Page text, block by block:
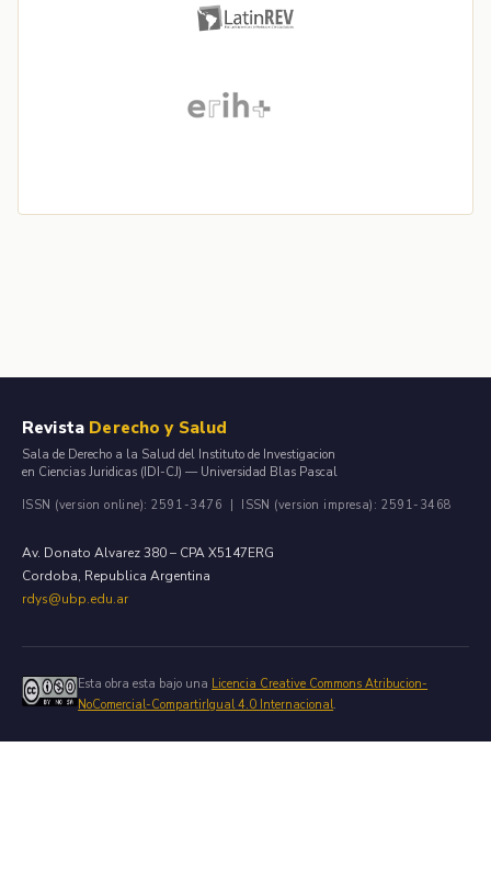
Revista Derecho y Salud
Sala de Derecho a la Salud del Instituto de Investigacion
en Ciencias Juridicas (IDI-CJ) — Universidad Blas Pascal
ISSN (version online): 2591-3476 | ISSN (version impresa): 2591-3468
Av. Donato Alvarez 380 – CPA X5147ERG
Cordoba, Republica Argentina
rdys@ubp.edu.ar
Esta obra esta bajo una Licencia Creative Commons Atribucion-
NoComercial-CompartirIgual 4.0 Internacional.